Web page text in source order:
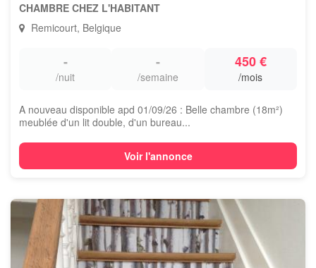
CHAMBRE CHEZ L'HABITANT
Remicourt, Belgique
-
/nuit
-
/semaine
450 €
/mois
A nouveau disponible apd 01/09/26 : Belle chambre (18m²)
meublée d'un lit double, d'un bureau...
Voir l'annonce